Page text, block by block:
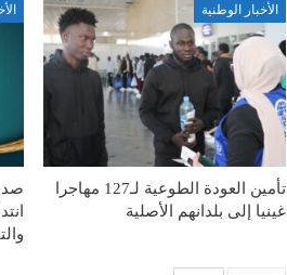
الأخبار الوطنية
تأمين العودة الطوعية لـ127 مهاجرا
غينيا إلى بلدانهم الأصلية